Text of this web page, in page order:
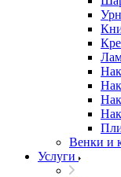
Венки и
Услуги